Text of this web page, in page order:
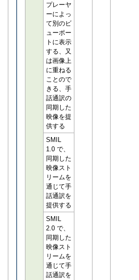
プレーヤ
ーによっ
て別のビ
ューポー
トに表示
する、又
は画像上
に重ねる
ことので
きる、手
話通訳の
同期した
映像を提
供する
SMIL
1.0 で、
同期した
映像スト
リームを
通じて手
話通訳を
提供する
SMIL
2.0 で、
同期した
映像スト
リームを
通じて手
話通訳を